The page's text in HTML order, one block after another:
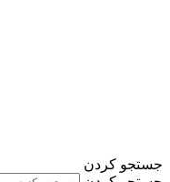
جستجو کردن